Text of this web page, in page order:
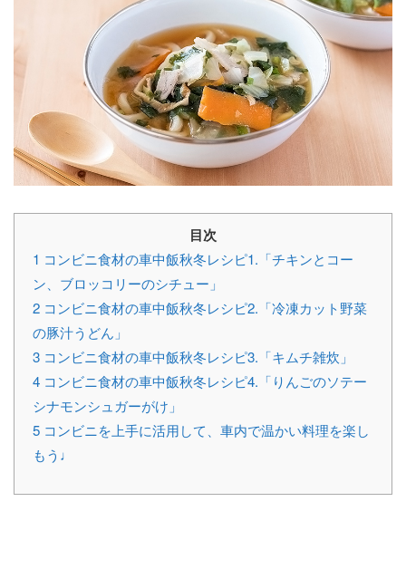
目次
1 コンビニ食材の車中飯秋冬レシピ1.「チキンとコー
ン、ブロッコリーのシチュー」
2 コンビニ食材の車中飯秋冬レシピ2.「冷凍カット野菜
の豚汁うどん」
3 コンビニ食材の車中飯秋冬レシピ3.「キムチ雑炊」
4 コンビニ食材の車中飯秋冬レシピ4.「りんごのソテー
シナモンシュガーがけ」
5 コンビニを上手に活用して、車内で温かい料理を楽し
もう♩